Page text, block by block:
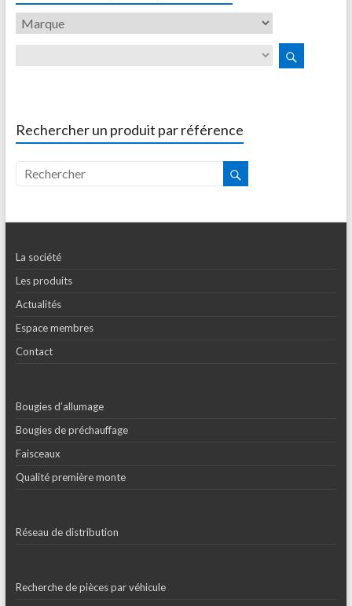
Rechercher un produit par référence
La société
Les produits
Actualités
Espace membres
Contact
Bougies d’allumage
Bougies de préchauffage
Faisceaux
Qualité première monte
Réseau de distribution
Recherche de pièces par véhicule